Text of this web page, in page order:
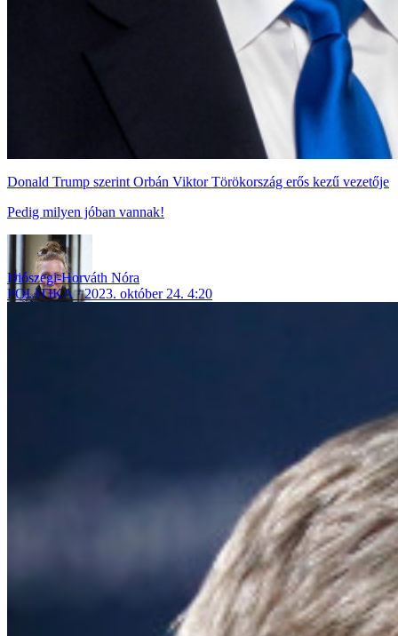
Donald Trump szerint Orbán Viktor Törökország erős kezű vezetője
Pedig milyen jóban vannak!
Diószegi-Horváth Nóra
POLITIKA
2023. október 24. 4:20